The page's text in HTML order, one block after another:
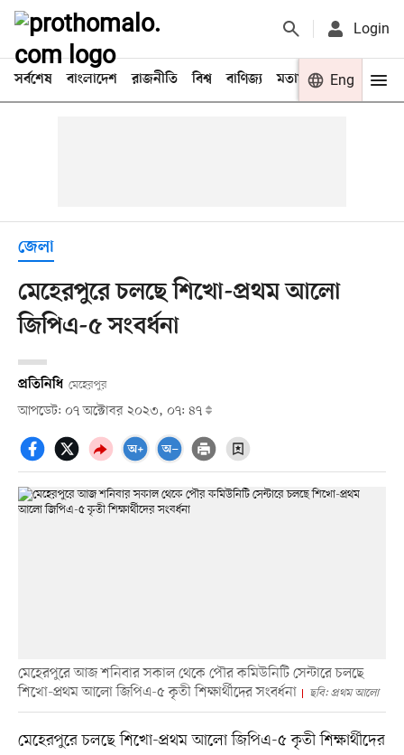
Login
সর্বশেষ বাংলাদেশ রাজনীতি বিশ্ব বাণিজ্য মতামত খেলা
Eng
জেলা
মেহেরপুরে চলছে শিখো-প্রথম আলো
জিপিএ-৫ সংবর্ধনা
প্রতিনিধি মেহেরপুর
আপডেট: ০৭ অক্টোবর ২০২৩, ০৭: ৪৭
মেহেরপুরে আজ শনিবার সকাল থেকে পৌর কমিউনিটি সেন্টারে চলছে
শিখো-প্রথম আলো জিপিএ-৫ কৃতী শিক্ষার্থীদের সংবর্ধনা
ছবি: প্রথম আলো
মেহেরপুরে চলছে শিখো-প্রথম আলো জিপিএ-৫ কৃতী শিক্ষার্থীদের